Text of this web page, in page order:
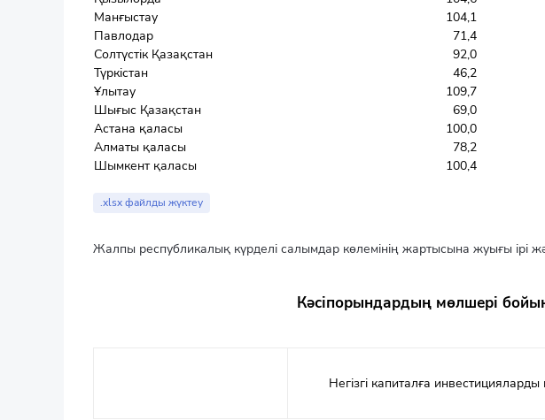
Манғыстау
104,1
Павлодар
71,4
Солтүстік Қазақстан
92,0
Түркістан
46,2
Ұлытау
109,7
Шығыс Қазақстан
69,0
Астана қаласы
100,0
Алматы қаласы
78,2
Шымкент қаласы
100,4
.xlsx файлды жүктеу
Жалпы республикалық күрделі салымдар көлемінің жартысына жуығы ірі
Кәсіпорындардың мөлшері
Негізгі капиталға инвестицияларды